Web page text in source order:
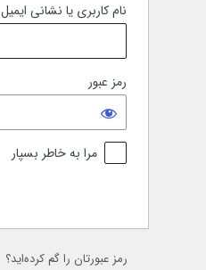
نام کاربری یا نشانی ایمیل
رمز عبور
مرا به خاطر بسپار
رمز عبورتان را گم کرده‌اید؟